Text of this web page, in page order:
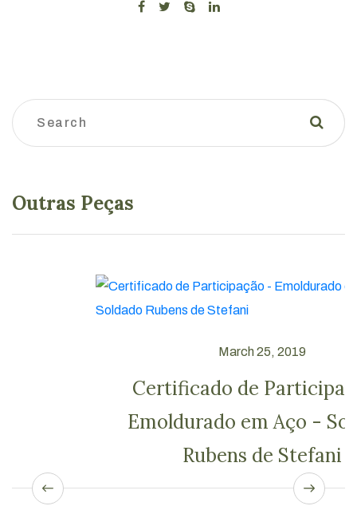
Outras Peças
March 25, 2019
Certificado de Participação -
Emoldurado em Aço - Soldado
Rubens de Stefani